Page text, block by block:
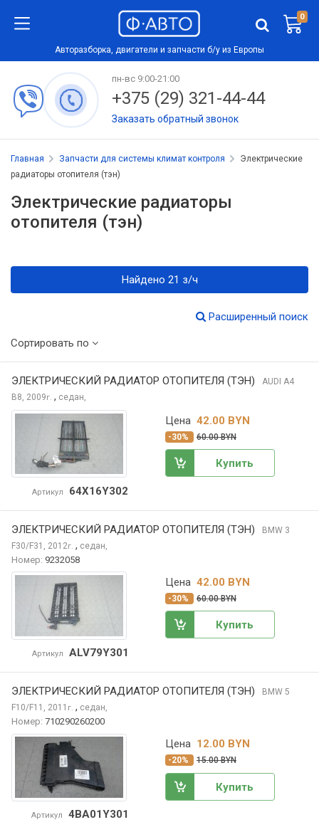
0
Авторазборка, двигатели и запчасти б/у из Европы
пн-вс 9:00-21:00
+375 (29) 321-44-44
Заказать обратный звонок
Главная Запчасти для системы климат контроля
Электрические
радиаторы отопителя (тэн)
Электрические радиаторы
отопителя (тэн)
Найдено 21 з/ч
Расширенный поиск
Сортировать по
ЭЛЕКТРИЧЕСКИЙ РАДИАТОР ОТОПИТЕЛЯ (ТЭН)
AUDI A4
B8, 2009г. , седан,
Артикул 64X16Y302
Цена 42.00 BYN
-30% 60.00 BYN
Купить
ЭЛЕКТРИЧЕСКИЙ РАДИАТОР ОТОПИТЕЛЯ (ТЭН)
BMW 3
F30/F31, 2012г. , седан,
Номер: 9232058
Артикул ALV79Y301
Цена 42.00 BYN
-30% 60.00 BYN
Купить
ЭЛЕКТРИЧЕСКИЙ РАДИАТОР ОТОПИТЕЛЯ (ТЭН)
BMW 5
F10/F11, 2011 г. , седан,
Номер: 710290260200
Артикул 4BA01Y301
Цена 12.00 BYN
-20% 15.00 BYN
Купить